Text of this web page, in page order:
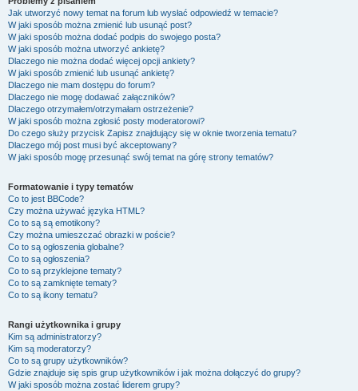
Jak utworzyć nowy temat na forum lub wysłać odpowiedź w temacie?
W jaki sposób można zmienić lub usunąć post?
W jaki sposób można dodać podpis do swojego posta?
W jaki sposób można utworzyć ankietę?
Dlaczego nie można dodać więcej opcji ankiety?
W jaki sposób zmienić lub usunąć ankietę?
Dlaczego nie mam dostępu do forum?
Dlaczego nie mogę dodawać załączników?
Dlaczego otrzymałem/otrzymałam ostrzeżenie?
W jaki sposób można zgłosić posty moderatorowi?
Do czego służy przycisk Zapisz znajdujący się w oknie tworzenia tematu?
Dlaczego mój post musi być akceptowany?
W jaki sposób mogę przesunąć swój temat na górę strony tematów?
Formatowanie i typy tematów
Co to jest BBCode?
Czy można używać języka HTML?
Co to są są emotikony?
Czy można umieszczać obrazki w poście?
Co to są ogłoszenia globalne?
Co to są ogłoszenia?
Co to są przyklejone tematy?
Co to są zamknięte tematy?
Co to są ikony tematu?
Rangi użytkownika i grupy
Kim są administratorzy?
Kim są moderatorzy?
Co to są grupy użytkowników?
Gdzie znajduje się spis grup użytkowników i jak można dołączyć do grupy?
W jaki sposób można zostać liderem grupy?